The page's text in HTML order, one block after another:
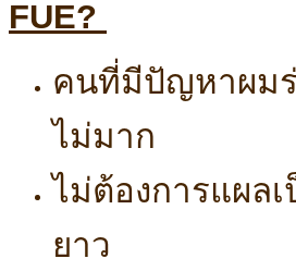
FUE?
คนที่มีปัญหาผมร่
ไม่มาก
ไม่ต้องการแผล
ยาว